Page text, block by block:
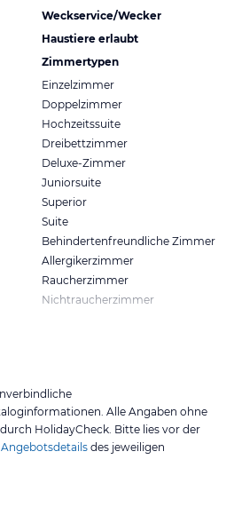
Weckservice/Wecker
Haustiere erlaubt
Zimmertypen
Einzelzimmer
Doppelzimmer
Hochzeitssuite
Dreibettzimmer
Deluxe-Zimmer
Juniorsuite
Superior
Suite
Behindertenfreundliche Zimmer
Allergikerzimmer
Raucherzimmer
Nichtraucherzimmer
Alle Angaben ohne
HolidayCheck. Bitte lies vor der
Angebotsdetails des jeweiligen